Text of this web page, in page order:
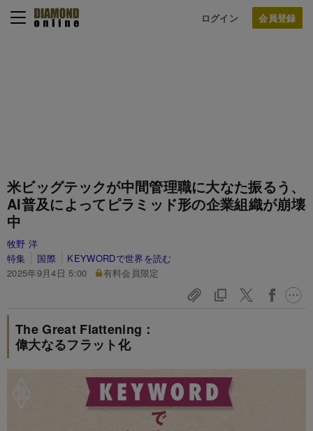
ログイン
米ビッグテックが中間管理職に大なた振るう、
AI普及によってピラミッド形の企業組織が崩壊
中
牧野 洋
特集
国際
KEYWORDで世界を読む
2025年9月4日 5:00
有料会員限定
The Great Flattening：
偉大なるフラット化